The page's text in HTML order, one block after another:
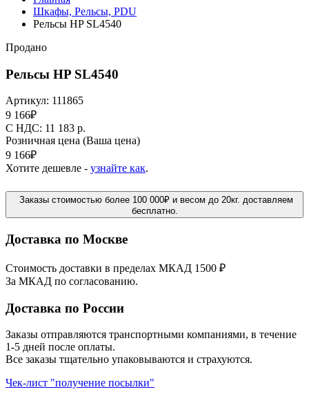
Шкафы, Рельсы, PDU
Рельсы HP SL4540
Продано
Рельсы HP SL4540
Артикул: 111865
9 166₽
C НДС: 11 183 р.
Розничная цена (Ваша цена)
9 166₽
Хотите дешевле - узнайте как.
Заказы стоимостью более 100 000₽ и весом до 20кг. доставляем
бесплатно.
Доставка по Москве
Стоимость доставки в пределах МКАД 1500 ₽
За МКАД по согласованию.
Доставка по России
Заказы отправляются транспортными компаниями, в течение
1-5 дней после оплаты.
Все заказы тщательно упаковываются и страхуются.
Чек-лист "получение посылки"